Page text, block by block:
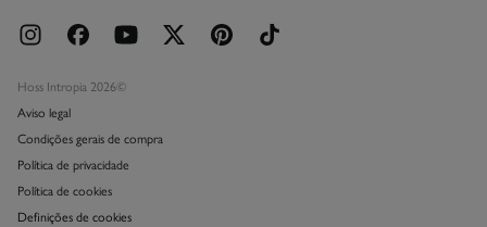
Hoss Intropia 2026©
Aviso legal
Condições gerais de compra
Política de privacidade
Política de cookies
Definições de cookies